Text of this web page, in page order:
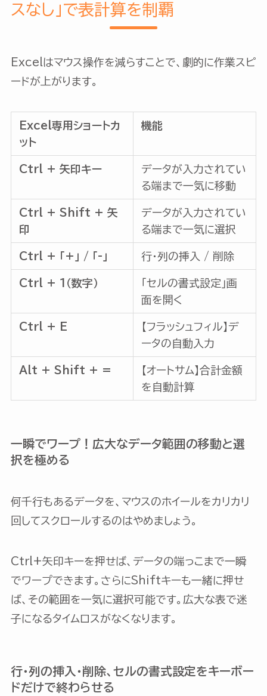
スなし」で表計算を制覇
Excelはマウス操作を減らすことで、劇的に作業スピ
ードが上がります。
Excel専用ショートカ
ット
機能
Ctrl + 矢印キー
データが入力されてい
る端まで一気に移動
Ctrl + Shift + 矢
印
データが入力されてい
る端まで一気に選択
Ctrl + 「+」 / 「-」 行・列の挿入 / 削除
Ctrl + 1（数字）
「セルの書式設定」画
面を開く
Ctrl + E
【フラッシュフィル】デ
ータの自動入力
Alt + Shift + =
【オートサム】合計金額
を自動計算
一瞬でワープ！広大なデータ範囲の移動と選
択を極める
何千行もあるデータを、マウスのホイールをカリカリ
回してスクロールするのはやめましょう。
Ctrl+矢印キーを押せば、データの端っこまで一瞬
でワープできます。さらにShiftキーも一緒に押せ
ば、その範囲を一気に選択可能です。広大な表で迷
子になるタイムロスがなくなります。
行・列の挿入・削除、セルの書式設定をキーボー
ドだけで終わらせる